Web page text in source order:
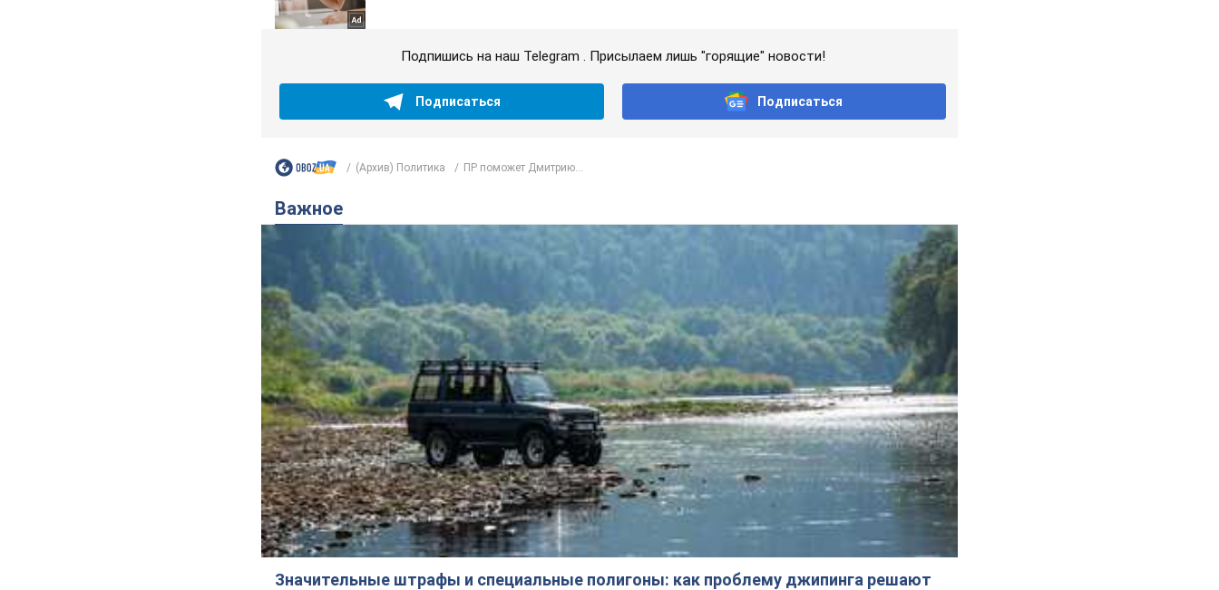
Подпишись на наш Telegram . Присылаем лишь "горящие" новости!
Подписаться Подписаться
(Архив) Политика ПР поможет Дмитрию...
Важное
Значительные штрафы и специальные полигоны: как проблему джипинга решают